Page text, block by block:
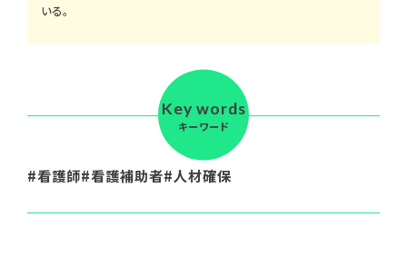
いる。
Key words
キーワード
看護師 看護補助者 人材確保